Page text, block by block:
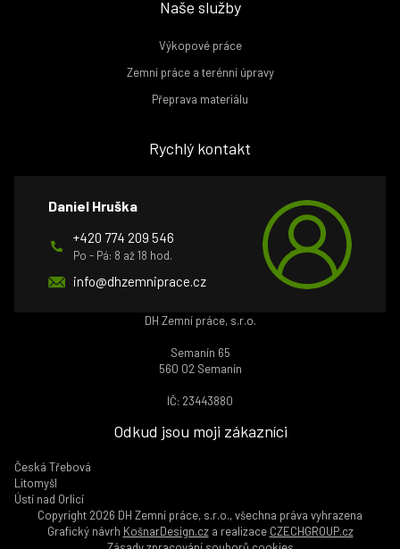
Naše služby
Výkopové práce
Zemní práce a terénní úpravy
Přeprava materiálu
Rychlý kontakt
Daniel Hruška
+420 774 209 546
Po - Pá: 8 až 18 hod.
info@dhzemniprace.cz
DH Zemní práce, s.r.o.
Semanín 65
560 02 Semanín
IČ: 23443880
Odkud jsou moji zákazníci
Česká Třebová
Litomyšl
Ústí nad Orlicí
Copyright 2026 DH Zemní práce, s.r.o., všechna práva vyhrazena
Grafický návrh KošnarDesign.cza realizace CZECHGROUP.cz